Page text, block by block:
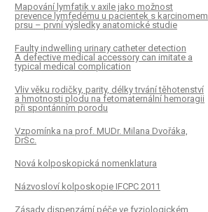
Mapování lymfatik v axile jako možnost
prevence lymfedému u pacientek s karcinomem
prsu – první výsledky anatomické studie
Faulty indwelling urinary catheter detection
A defective medical accessory can imitate a
typical medical complication
Vliv věku rodičky, parity, délky trvání těhotenství
a hmotnosti plodu na fetomaternální hemoragii
při spontánním porodu
Vzpomínka na prof. MUDr. Milana Dvořáka,
DrSc.
Nová kolposkopická nomenklatura
Názvosloví kolposkopie IFCPC 2011
Zásady dispenzární péče ve fyziologickém